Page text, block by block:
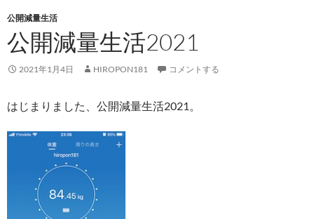
公開減量生活
公開減量生活2021
2021年1月4日 HIROPON181 コメントする
はじまりました、公開減量生活2021。